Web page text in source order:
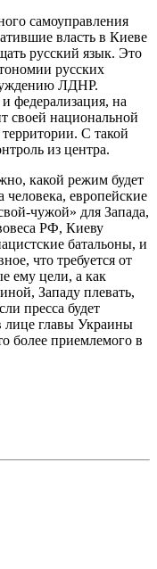
самоуправления
власть в Киеве
русский язык. Это
русских
ЛДНР.
федерализация, на
своей национальной
С такой
из центра.
какой режим будет
человека, европейские
чужой» для Запада,
РФ, Киеву
батальоны, и
что требуется от
ему цели, а как
Западу плевать,
пресса будет
лице главы Украины
более приемлемого в